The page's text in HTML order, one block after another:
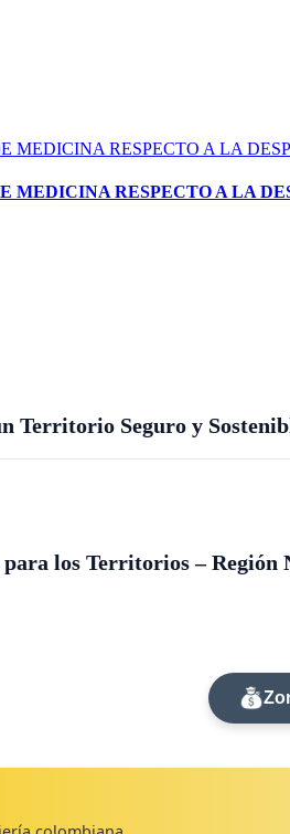
RESPECTO A LA
Territorio Seguro y
los Territorios – Región